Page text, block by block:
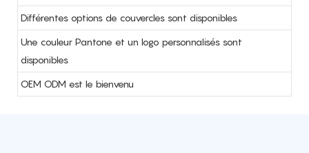
Différentes options de couvercles sont disponibles
Une couleur Pantone et un logo personnalisés sont
disponibles
OEM ODM est le bienvenu